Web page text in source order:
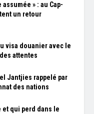
» : au Cap-
un retour
visa douanier avec le
attentes
Jantjies rappelé par
des nations
et qui perd dans le